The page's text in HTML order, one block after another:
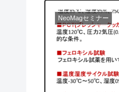
NeoMagセミナー